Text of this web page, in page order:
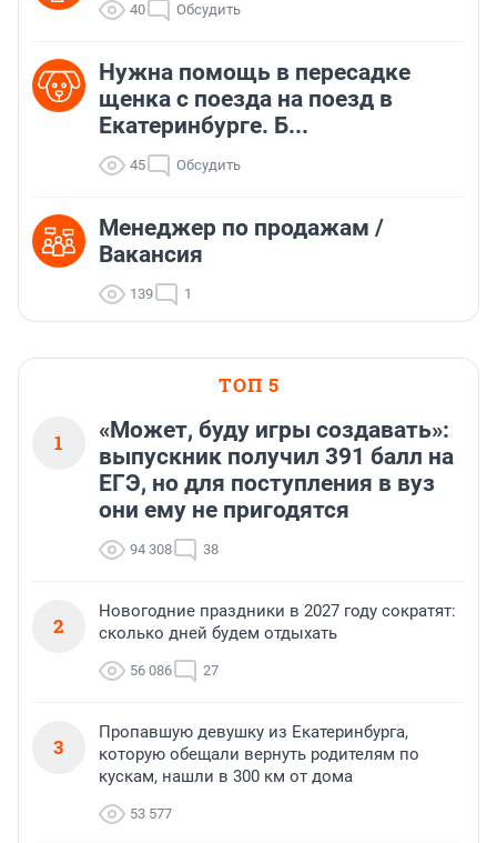
40 Обсудить
Нужна помощь в пересадке
щенка с поезда на поезд в
Екатеринбурге. Б...
45 Обсудить
Менеджер по продажам /
Вакансия
139 1
ТОП 5
1
«Может, буду игры создавать»:
выпускник получил 391 балл на
ЕГЭ, но для поступления в вуз
они ему не пригодятся
94 308 38
2
Новогодние праздники в 2027 году сократят:
сколько дней будем отдыхать
56 086 27
3
Пропавшую девушку из Екатеринбурга,
которую обещали вернуть родителям по
кускам, нашли в 300 км от дома
53 577